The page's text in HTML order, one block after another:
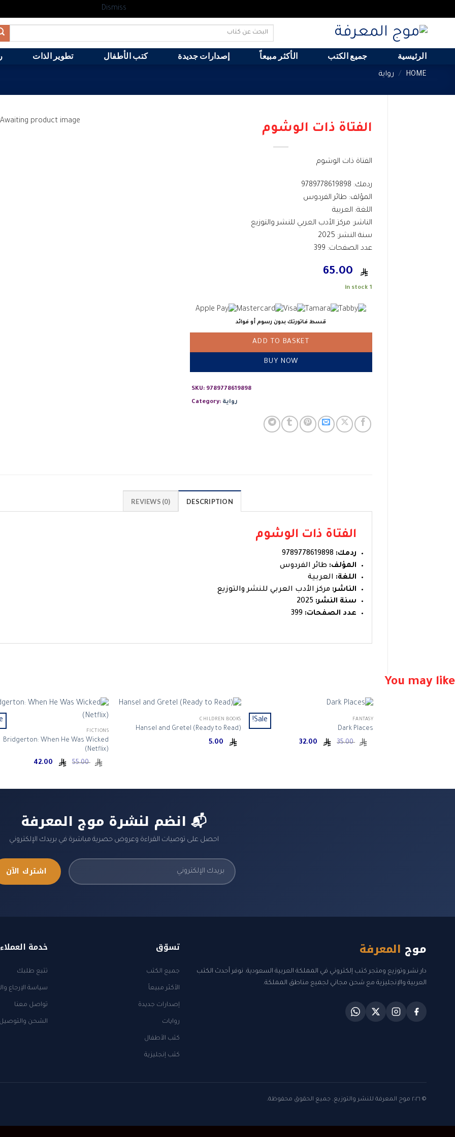
Dismiss
content
Search
الرئيسية جميع الكتب الأكثر مبيعاً إصدارات جديدة كتب الأطفال تطوير الذات
HOME
/ رواية
الفتاة ذات الوشوم
الفتاة ذات الوشوم
ردمك: 9789778619898
المؤلف: طائر الفردوس
اللغة: العربية
الناشر: مركز الأدب العربي للنشر والتوزيع
سنة النشر: 2025
عدد الصفحات: 399
1 in stock
قسط فاتورتك بدون رسوم أو فوائد
ADD TO BASKET
BUY NOW
SKU: 9789778619898
Category: رواية
DESCRIPTION
REVIEWS (0)
الفتاة ذات الوشوم
ردمك:
المؤلف: طائر الفردوس
اللغة: العربية
الناشر: مركز الأدب العربي للنشر والتوزيع
سنة النشر:
عدد الصفحات:
You may like
Sale! FANTASY
Dark Places
35.00
Original
price
Current
price
CHILDREN BOOKS
Hansel and Gretel (Ready to Read)
FICTIONS
Bridgerton: When He Was Wicked
(Netflix)
55.00
Original
price
📬 انضم لنشرة موج المعرفة
احصل على توصيات القراءة وعروض حصرية مباشرة في بريدك الإلكتروني
اشترك الآن
موج المعرفة
دار نشر وتوزيع ومتجر كتب إلكتروني في المملكة العربية السعودية. نوفر أحدث الكتب
العربية والإنجليزية مع شحن مجاني لجميع مناطق المملكة.
تسوّق
جميع الكتب
الأكثر مبيعاً
إصدارات جديدة
روايات
كتب الأطفال
كتب إنجليزية
خدمة العملاء
تتبع طلبك
سياسة الإرجاع
تواصل معنا
الشحن والتوصيل
© ٢٠٢٦ موج المعرفة للنشر والتوزيع. جميع الحقوق محفوظة.